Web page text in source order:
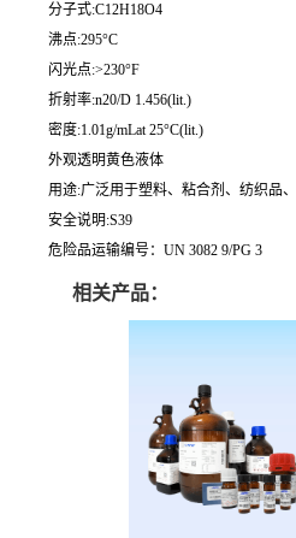
分子式:C12H18O4
沸点:295°C
闪光点:>230°F
折射率:n20/D 1.456(lit.)
密度:1.01g/mLat 25°C(lit.)
外观透明黄色液体
用途:广泛用于塑料、粘合剂、纺织品
安全说明:S39
危险品运输编号：UN 3082 9/PG 3
相关产品：